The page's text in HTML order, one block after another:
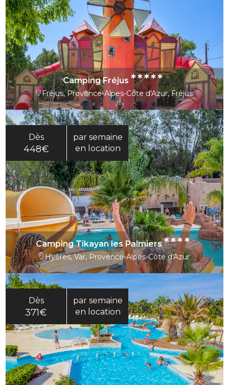
Camping Fréjus *****
Fréjus, Provence-Alpes-Côte d'Azur, Fréjus
Dès
448€
par semaine
en location
Camping Tikayan les Palmiers****
Hyères, Var, Provence-Alpes-Côte d'Azur
Dès
371€
par semaine
en location